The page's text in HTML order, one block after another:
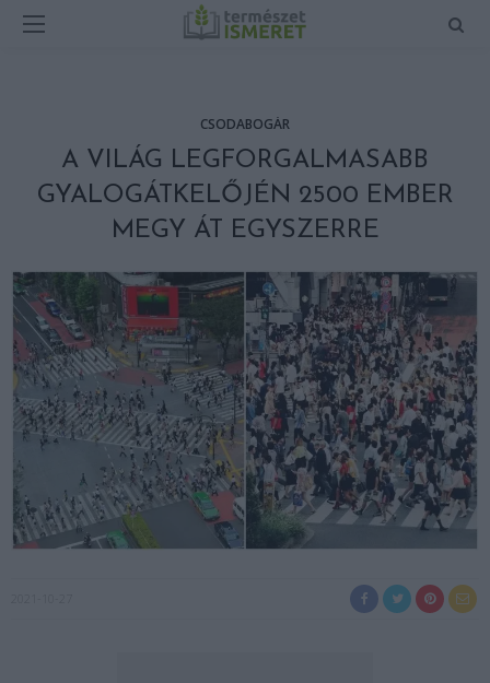
CSODABOGÁR
A VILÁG LEGFORGALMASABB
GYALOGÁTKELŐJÉN 2500 EMBER
MEGY ÁT EGYSZERRE